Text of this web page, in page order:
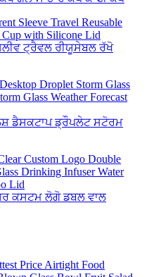
ਟ੍ਰੈਵਲ ਰੀਯੂਸੇਬਲ ਰੱਖੋ
ਡੈਸਕਟਾਪ ਡ੍ਰੌਪਲੇਟ ਸਟੋਰਮ
ਕਸਟਮ ਲੋਗੋ ਡਬਲ ਵਾਲ